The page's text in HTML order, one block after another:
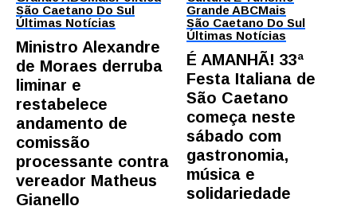
São Caetano Do Sul
Últimas Notícias
Ministro Alexandre
de Moraes derruba
liminar e
restabelece
andamento de
comissão
processante contra
vereador Matheus
Gianello
Grande ABCMais
São Caetano Do Sul
Últimas Notícias
É AMANHÃ! 33ª
Festa Italiana de
São Caetano
começa neste
sábado com
gastronomia,
música e
solidariedade